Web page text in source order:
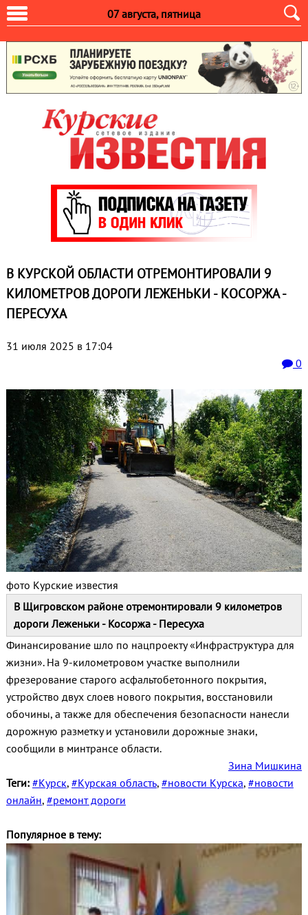
07 августа, пятница
В КУРСКОЙ ОБЛАСТИ ОТРЕМОНТИРОВАЛИ 9
КИЛОМЕТРОВ ДОРОГИ ЛЕЖЕНЬКИ - КОСОРЖА -
ПЕРЕСУХА
31 июля 2025 в 17:04
0
фото Курские известия
В Щигровском районе отремонтировали 9 километров
дороги Леженьки - Косоржа - Пересуха
Финансирование шло по нацпроекту «Инфраструктура для
жизни». На 9-километровом участке выполнили
фрезерование старого асфальтобетонного покрытия,
устройство двух слоев нового покрытия, восстановили
обочины, а также для обеспечения безопасности нанесли
дорожную разметку и установили дорожные знаки,
сообщили в минтрансе области.
Зина Мишкина
Теги: #Курск, #Курская область, #новости Курска, #новости
онлайн, #ремонт дороги
Популярное в тему: